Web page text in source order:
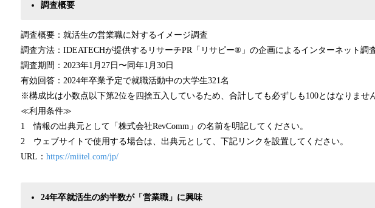
調査概要
調査概要：就活生の営業職に対するイメージ調査
調査方法：IDEATECHが提供するリサーチPR「リサピー®︎」の企画によるインターネット調
調査期間：2023年1月27日〜同年1月30日
有効回答：2024年卒業予定で就職活動中の大学生321名
※構成比は小数点以下第2位を四捨五入しているため、合計しても必ずしも100とはなりません
≪利用条件≫
1 情報の出典元として「株式会社RevComm」の名前を明記してください。
2 ウェブサイトで使用する場合は、出典元として、下記リンクを設置してください。
URL： https://miitel.com/jp/
24年卒就活生の約半数が「営業職」に興味